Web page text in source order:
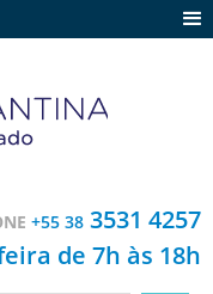
Contato
+55 38 3531 4257
feira de 7h às 18h